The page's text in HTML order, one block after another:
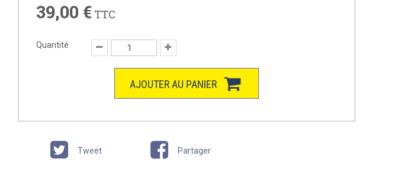
39,00 € TTC
Quantité
AJOUTER AU PANIER
Tweet Partager